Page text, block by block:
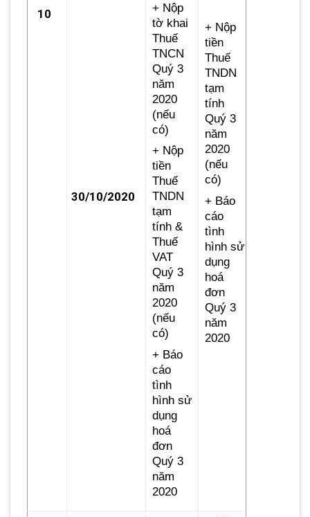
10
30/10/2020
+ Nộp
tờ khai
Thuế
TNCN
Quý 3
năm
2020
(nếu
có)
+ Nộp
tiền
Thuế
TNDN
tạm
tính &
Thuế
VAT
Quý 3
năm
2020
(nếu
có)
+ Báo
cáo
tình
hình sử
dụng
hoá
đơn
Quý 3
năm
2020
+ Nộp
tiền
Thuế
TNDN
tạm
tính
Quý 3
năm
2020
(nếu
có)
+ Báo
cáo
tình
hình sử
dụng
hoá
đơn
Quý 3
năm
2020